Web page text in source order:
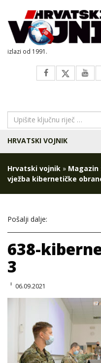
izlazi od 1991.
HRVATSKI VOJNIK
Hrvatski vojnik » Magazin
vježba kibernetičke
Pošalji dalje:
638-
3
06.09.2021